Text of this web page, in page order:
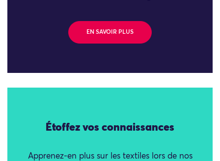
EN SAVOIR PLUS
Étoffez vos connaissances
Apprenez-en plus sur les textiles lors de nos